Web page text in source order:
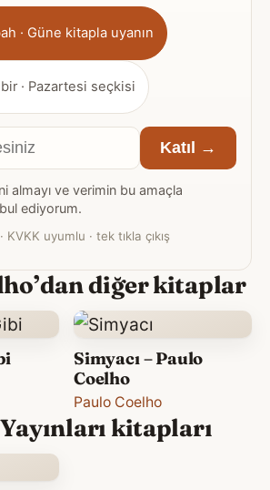
· Güne kitapla uyanın
· Pazartesi seçkisi
Katıl →
almayı ve verimin bu amaçla
ediyorum.
KVKK uyumlu · tek tıkla çıkış
diğer kitaplar
Simyacı – Paulo
Coelho
Paulo Coelho
kitapları